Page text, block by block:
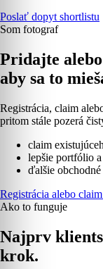
Poslať dopyt shortlistu
Som fotograf
Pridajte
aby sa to
Registrácia, claim
pritom stále pozerá
claim
lepšie portfólio
ďalšie
Registrácia alebo
Ako to funguje
Najprv
krok.